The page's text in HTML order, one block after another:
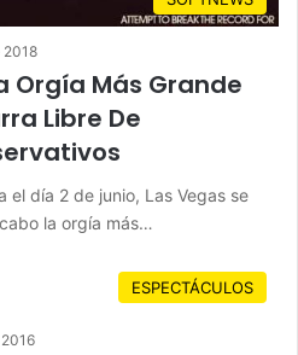
2018
Orgía Más Grande
Libre De
el día 2 de junio, Las Vegas se
la orgía más…
ESPECTÁCULOS